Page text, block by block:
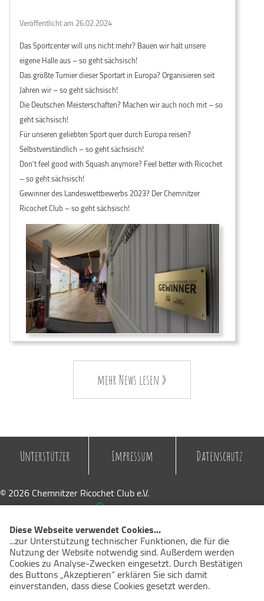
Veröffentlicht am 26.02.2024
Das Sportcenter will uns nicht mehr? Bauen wir halt unsere
eigene Halle aus – so geht sächsisch!
Das größte Turnier dieser Sportart in Europa? Organisieren seit
Jahren wir – so geht sächsisch!
Die Deutschen Meisterschaften? Machen wir auch noch mit – so
geht sächsisch!
Für unseren geliebten Sport quer durch Europa reisen?
Selbstverständlich – so geht sächsisch!
Don‘t feel good with Squash anymore? Feel better with Ricochet
– so geht sächsisch!
Gewinner des Landeswettbewerbs 2023? Der Chemnitzer
Ricochet Club – so geht sächsisch!
mehr News lesen »
Unterstützer Impressum Datenschutz
© 2026 Chemnitzer Ricochet Club e.V.
Diese Webseite verwendet Cookies...
...zur Unterstützung technischer Funktionen, die für die
Nutzung der Website notwendig sind. Außerdem werden
Cookies zu Analyse-Zwecken eingesetzt. Durch Bestätigen
des Buttons „Akzeptieren” erklären Sie sich damit
einverstanden, dass diese Cookies gesetzt werden.